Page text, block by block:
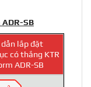
SB
dẫn lắp đặt
có thắng KTR
ADR-SB